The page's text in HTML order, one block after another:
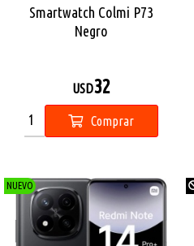
Smartwatch Colmi P73
Negro
USD32
Comprar
NUEVO